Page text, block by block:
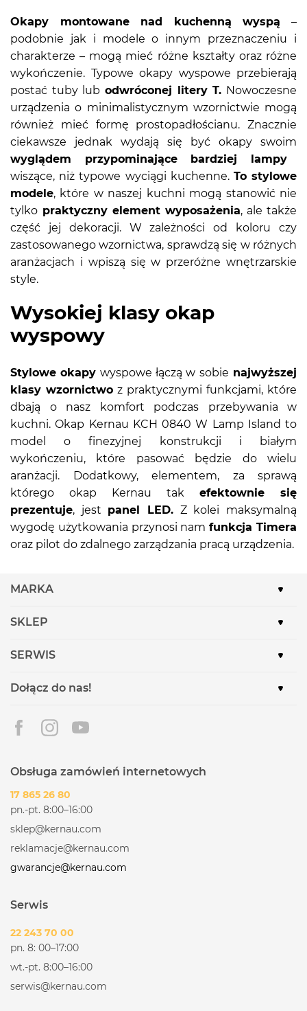
Okapy montowane nad kuchenną wyspą –
podobnie jak i modele o innym przeznaczeniu i
charakterze – mogą mieć różne kształty oraz różne
wykończenie. Typowe okapy wyspowe przebierają
postać tuby lub odwróconej litery T. Nowoczesne
urządzenia o minimalistycznym wzornictwie mogą
również mieć formę prostopadłościanu. Znacznie
ciekawsze jednak wydają się być okapy swoim
wyglądem przypominające bardziej lampy
wiszące, niż typowe wyciągi kuchenne. To stylowe
modele, które w naszej kuchni mogą stanowić nie
tylko praktyczny element wyposażenia, ale także
część jej dekoracji. W zależności od koloru czy
zastosowanego wzornictwa, sprawdzą się w różnych
aranżacjach i wpiszą się w przeróżne wnętrzarskie
style.
Wysokiej klasy okap
wyspowy
Stylowe okapy wyspowe łączą w sobie najwyższej
klasy wzornictwo z praktycznymi funkcjami, które
dbają o nasz komfort podczas przebywania w
kuchni. Okap Kernau KCH 0840 W Lamp Island to
model o finezyjnej konstrukcji i białym
wykończeniu, które pasować będzie do wielu
aranżacji. Dodatkowy, elementem, za sprawą
którego okap Kernau tak efektownie się
prezentuje, jest panel LED. Z kolei maksymalną
wygodę użytkowania przynosi namfunkcja Timera
oraz pilot do zdalnego zarządzania pracą urządzenia.
MARKA
SKLEP
SERWIS
Dołącz do nas!
Obsługa zamówień internetowych
17 865 26 80
pn.-pt. 8:00–16:00
sklep@kernau.com
reklamacje@kernau.com
gwarancje@kernau.com
Serwis
22 243 70 00
pn. 8: 00–17:00
wt.-pt. 8:00–16:00
serwis@kernau.com